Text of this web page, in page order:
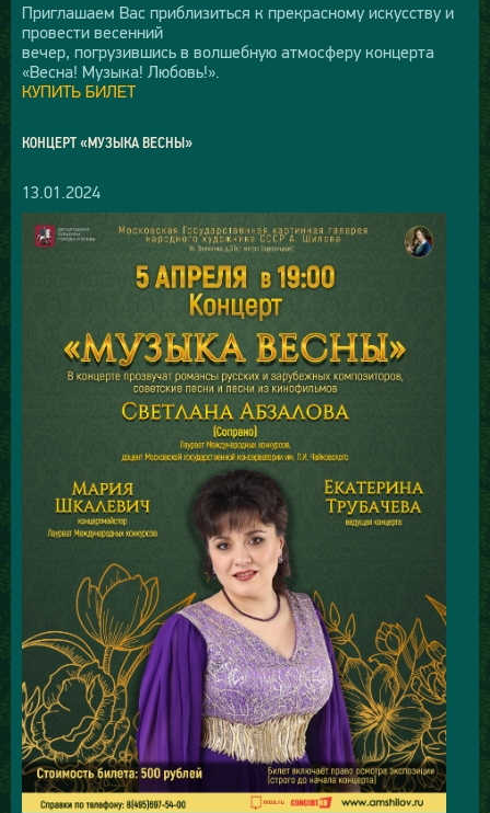
Приглашаем Вас приблизиться к прекрасному искусству и
провести весенний
вечер, погрузившись в волшебную атмосферу концерта
«Весна! Музыка! Любовь!».
КУПИТЬ БИЛЕТ
КОНЦЕРТ «МУЗЫКА ВЕСНЫ»
13.01.2024